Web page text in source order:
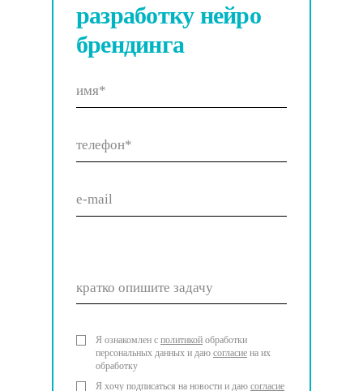
разработкунейро
брендинга
кратко опишите задачу
Я ознакомлен с политикой обработки
персональных данных и даю согласие на их
обработку
Я хочу подписаться на новости и даю согласие